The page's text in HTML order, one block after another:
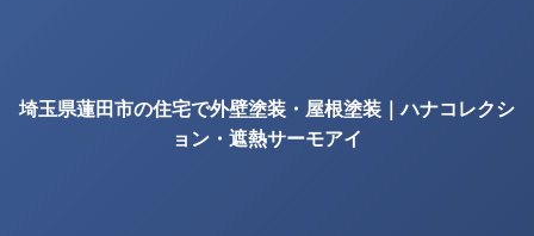
埼玉県蓮田市の住宅で外壁塗装・屋根塗装｜ハナコレクシ
ョン・遮熱サーモアイ